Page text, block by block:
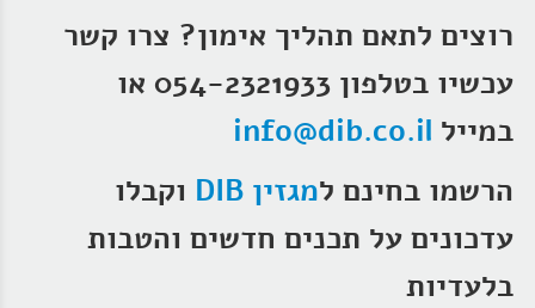
רוצים לתאם תהליך אימון? צרו קשר
עכשיו בטלפון 054-2321933 או
במייל info@dib.co.il
הרשמו בחינם למגזין DIB
וקבלו
עדכונים על תכנים חדשים והטבות
בלעדיות